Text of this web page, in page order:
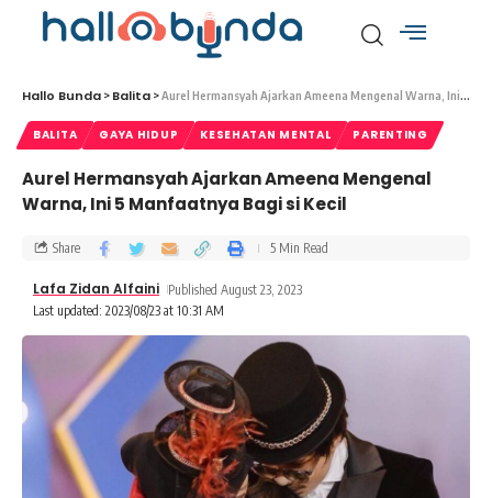
Hallo Bunda > Balita >Aurel Hermansyah Ajarkan Ameena Mengenal Warna, Ini 5 Manfaatnya Bagi si Kecil
BALITA GAYA HIDUP KESEHATAN MENTAL PARENTING
Aurel Hermansyah Ajarkan Ameena Mengenal
Warna, Ini 5 Manfaatnya Bagi si Kecil
Last updated: 2023/08/23 at 10:31 AM
Lafa Zidan Alfaini Published August 23, 2023
Share 5 Min Read